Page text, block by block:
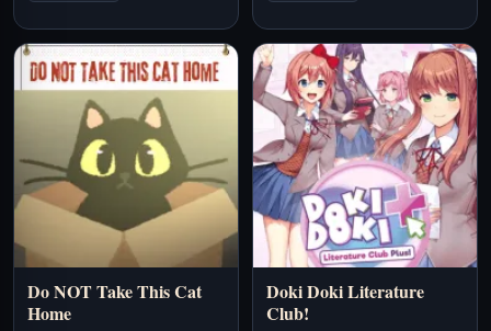
Do NOT Take This Cat
Home
Doki Doki Literature
Club!